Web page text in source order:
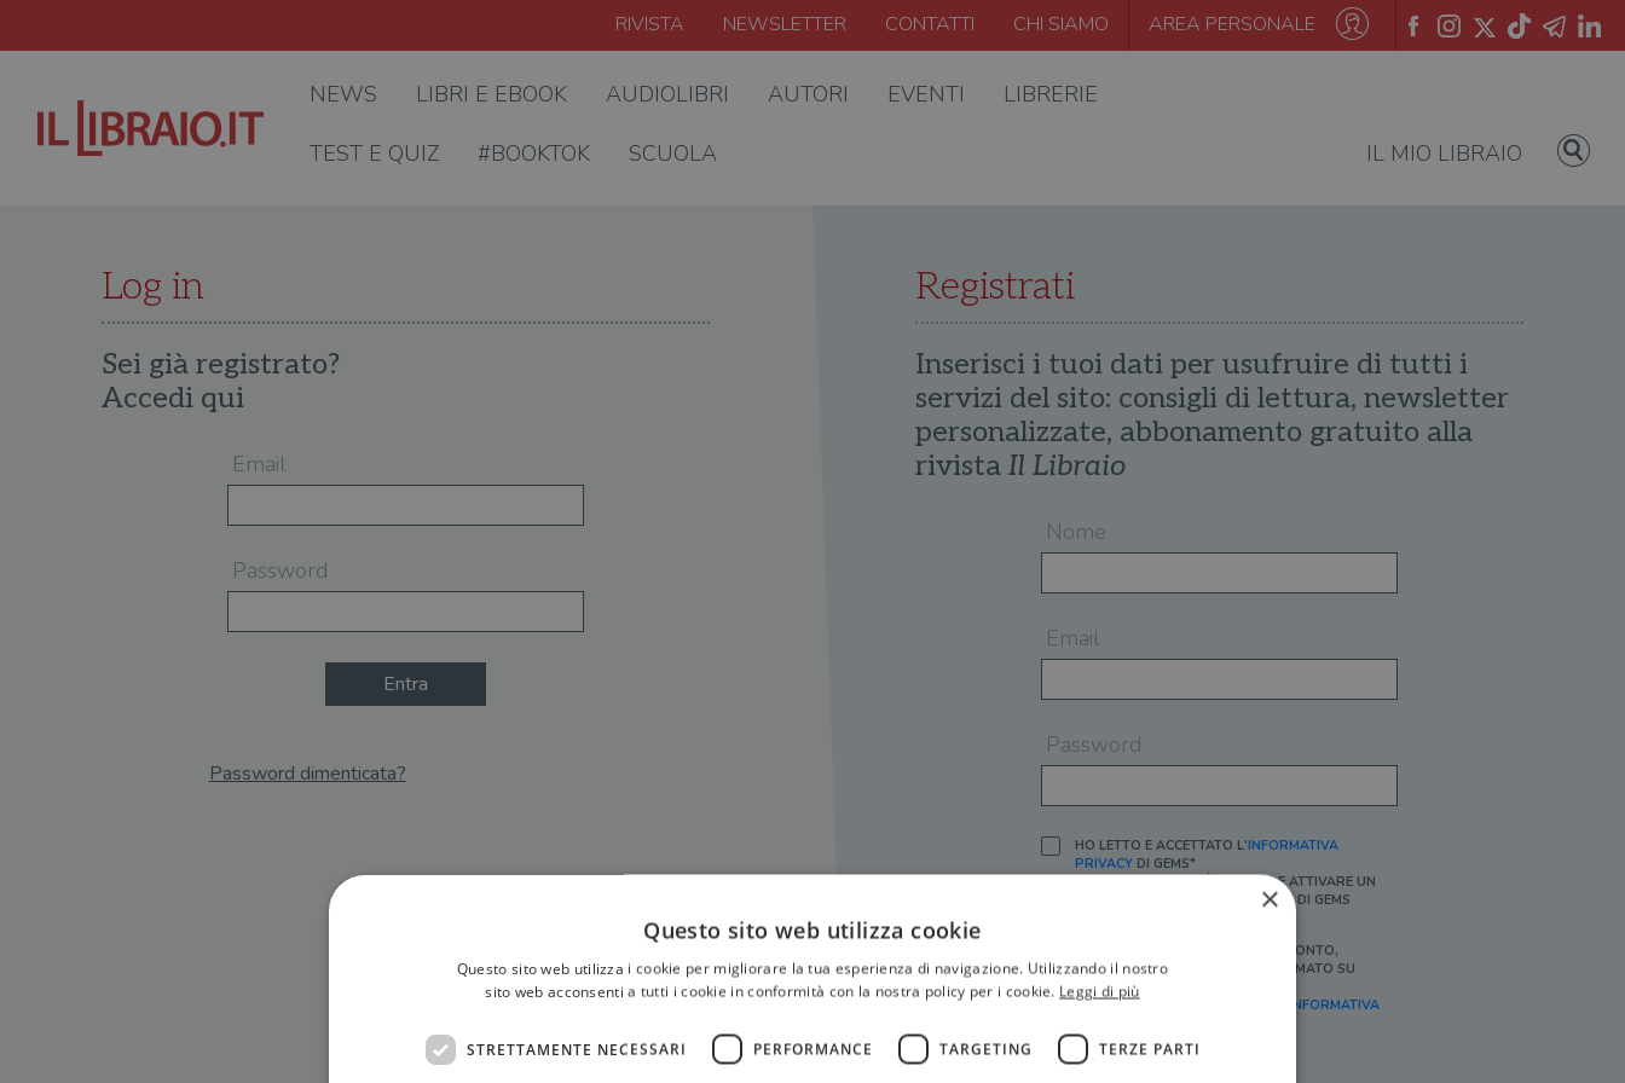
RIVISTA NEWSLETTER CONTATTI CHI SIAMO AREA PERSONALE
NEWS LIBRI E EBOOK AUDIOLIBRI AUTORI EVENTI LIBRERIE
TEST E QUIZ #BOOKTOK SCUOLA IL MIO LIBRAIO
Log in
Sei già registrato?
Accedi qui
Email
Password
Entra
Password dimenticata?
Registrati
Inserisci i tuoi dati per usufruire di tutti i
servizi del sito: consigli di lettura, newsletter
personalizzate, abbonamento gratuito alla
rivista Il Libraio
Nome
Email
Password
HO LETTO E ACCETTATO L'INFORMATIVA
PRIVACYDI GEMS*
IN MANCANZA NON È POSSIBILE ATTIVARE UN
ACCOUNT E/O RICEVERE I SERVIZI DI GEMS
SÌ, DESIDERO RICEVERE BUONI SCONTO,
OFFERTE SPECIALI, ESSERE INFORMATO SU
PROMOZIONI E NOVITÀ.
[FINALITÀ MARKETING, ART.2 (E),
INFORMATIVA
×
Questo sito web utilizza cookie
Questo sito web utilizza i cookie per migliorare la tua esperienza di navigazione. Utilizzando il nostro
sito web acconsenti a tutti i cookie in conformità con la nostra policy per i cookie. Leggi di più
STRETTAMENTE NECESSARI PERFORMANCE TARGETING TERZE PARTI